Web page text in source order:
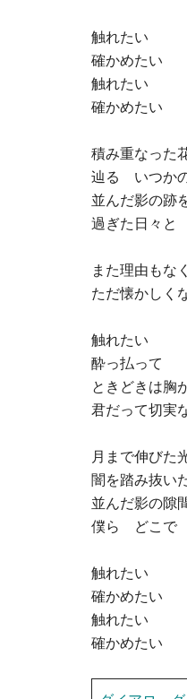
触れたい
確かめたい
触れたい
確かめたい
積み重なった
辿る いつか
並んだ影の跡
過ぎた日々
また理由もなく
ただ懐かしく
触れたい
酔っ払って
ときどきは胸
君だって切実
月まで伸びた
闇を踏み抜い
並んだ影の隙
僕ら どこで
触れたい
確かめたい
触れたい
確かめたい